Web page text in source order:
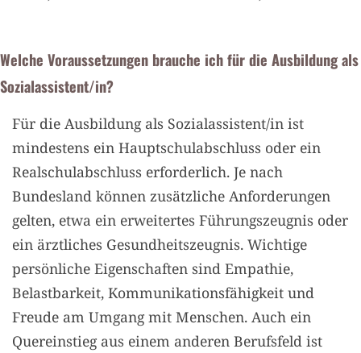
Welche Voraussetzungen brauche ich für die Ausbildung als
Sozialassistent/in?
Für die Ausbildung als Sozialassistent/in ist
mindestens ein Hauptschulabschluss oder ein
Realschulabschluss erforderlich. Je nach
Bundesland können zusätzliche Anforderungen
gelten, etwa ein erweitertes Führungszeugnis oder
ein ärztliches Gesundheitszeugnis. Wichtige
persönliche Eigenschaften sind Empathie,
Belastbarkeit, Kommunikationsfähigkeit und
Freude am Umgang mit Menschen. Auch ein
Quereinstieg aus einem anderen Berufsfeld ist